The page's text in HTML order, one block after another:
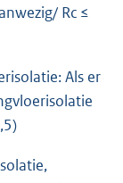
Rc ≤
Als er